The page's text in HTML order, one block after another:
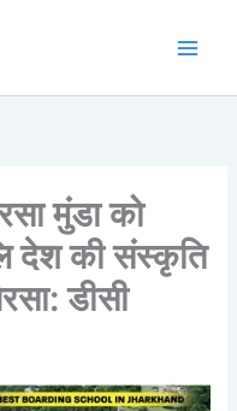
मुंडा को
देश की संस्कृति
डीसी